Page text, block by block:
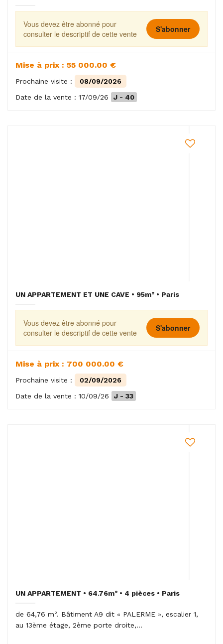
Vous devez être abonné pour
consulter le descriptif de cette vente
S'abonner
Mise à prix : 55 000.00 €
Prochaine visite :
08/09/2026
Date de la vente : 17/09/26
J - 40
UN APPARTEMENT ET UNE CAVE • 95m² • Paris
Vous devez être abonné pour
consulter le descriptif de cette vente
S'abonner
Mise à prix : 700 000.00 €
Prochaine visite :
02/09/2026
Date de la vente : 10/09/26
J - 33
UN APPARTEMENT • 64.76m² • 4 pièces • Paris
de 64,76 m². Bâtiment A9 dit « PALERME », escalier 1,
au 13ème étage, 2ème porte droite,...